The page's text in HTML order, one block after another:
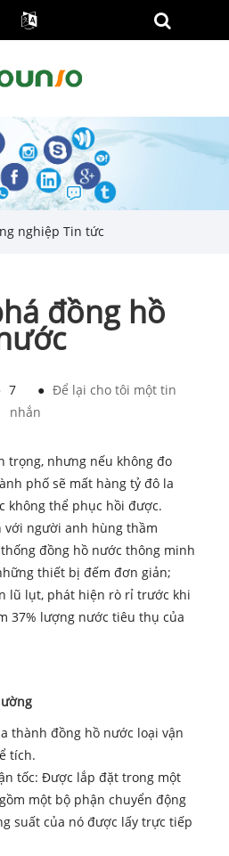
nghiệp Tin tức
đồng hồ
7 ● Để lại cho tôi một tin
nhắn
trọng, nhưng nếu không đo
phố sẽ mất hàng tỷ đô la
không thể phục hồi được.
với người anh hùng thầm
thống đồng hồ nước thông minh
thiết bị đếm đơn giản;
lũ lụt, phát hiện rò rỉ trước khi
37% lượng nước tiêu thụ của
thành đồng hồ nước loại vận
tích.
tốc: Được lắp đặt trong một
một bộ phận chuyển động
suất của nó được lấy trực tiếp